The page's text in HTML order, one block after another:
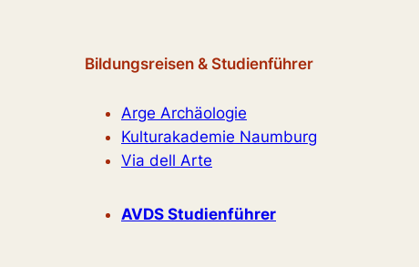
Bildungsreisen & Studienführer
Arge Archäologie
Kulturakademie Naumburg
Via dell Arte
AVDS Studienführer